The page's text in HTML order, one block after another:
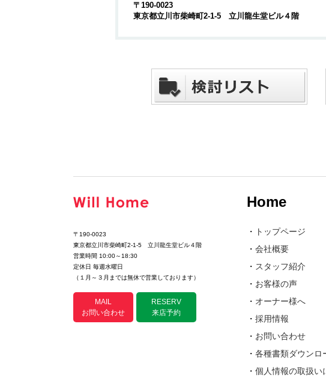
〒190-0023
東京都立川市柴崎町2-1-5 立川龍生堂ビル４階
〒190-0023
東京都立川市柴崎町2-1-5 立川龍生堂ビル４階
営業時間 10:00～18:30
定休日 毎週水曜日
（１月～３月までは無休で営業しております）
MAIL
お問い合わせ
RESERV
来店予約
Home
・
トップページ
・ 会社概要
・ スタッフ紹介
・ お客様の声
・ オーナー様へ
・ 採用情報
・ お問い合わせ
・ 各種書類ダウンロ
・ 個人情報の取扱い